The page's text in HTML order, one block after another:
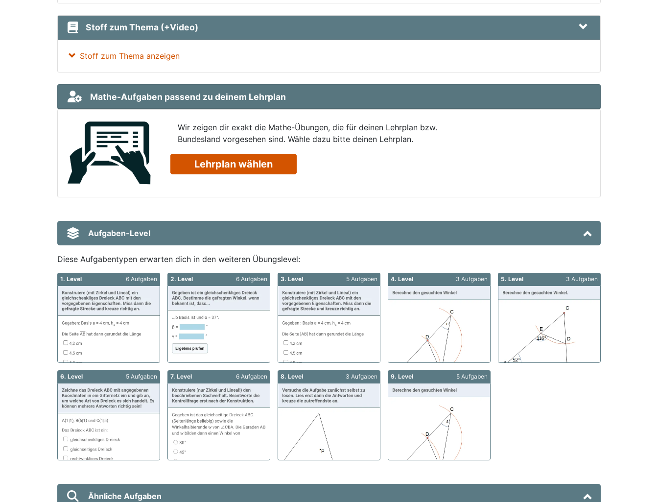
Stoff zum Thema (+Video)
Stoff zum Thema anzeigen
Mathe-Aufgaben passend zu deinem Lehrplan
Wir zeigen dir exakt die Mathe-Übungen, die für deinen Lehrplan bzw.
Bundesland vorgesehen sind. Wähle dazu bitte deinen Lehrplan.
Lehrplan wählen
Aufgaben-Level
Diese Aufgabentypen erwarten dich in den weiteren Übungslevel:
1. Level 6 Aufgaben 2. Level 6 Aufgaben 3. Level 5 Aufgaben 4. Level 3 Aufgaben 5. Level 3 Aufgaben
6. Level 5 Aufgaben 7. Level 6 Aufgaben 8. Level 3 Aufgaben 9. Level 5 Aufgaben
Ähnliche Aufgaben